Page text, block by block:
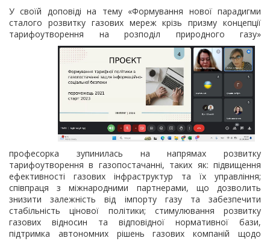
У своїй доповіді на тему «Формування нової парадигми
сталого розвитку газових мереж крізь призму концепції
тарифоутворення на розподіл природного газу»
професорка зупинилась на напрямах розвитку
тарифоутворення в газопостачанні, таких як: підвищення
ефективності газових інфраструктур та їх управління;
співпраця з міжнародними партнерами, що дозволить
знизити залежність від імпорту газу та забезпечити
стабільність цінової політики; стимулювання розвитку
газових відносин та відповідної нормативної бази,
підтримка автономних рішень газових компаній щодо